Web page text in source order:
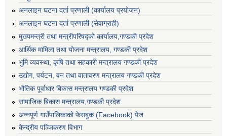
अनलाइन घटना दर्ता प्रणाली (कार्यालय प्रयोजन)
अनलाइन घटना दर्ता प्रणाली (सेवाग्राही)
मुख्यमन्त्री तथा मन्त्रीपरिषद्को कार्यालय,गण्डकी प्रदेश
आर्थिक मामिला तथा योजना मन्त्रालय, गण्डकी प्रदेश
भुमि व्यवस्था, कृषि तथा सहकारी मन्त्रालय गण्डकी प्रदेश
उद्योग, पर्यटन, वन तथा वातावरण मन्त्रालय गण्डकी प्रदेश
भौतिक पूर्वाधार बिकास मन्त्रालय गण्डकी प्रदेश
सामाजिक बिकास मन्त्रालय,गण्डकी प्रदेश
अन्नपूर्ण गाउँपालिकाको फेसबुक (Facebook) पेज
केन्द्रीय पञ्जिकरण विभाग